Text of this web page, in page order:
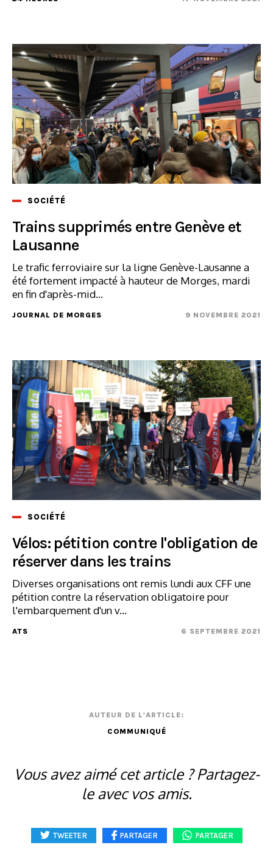
SOCIÉTÉ
Trains supprimés entre Genève et
Lausanne
Le trafic ferroviaire sur la ligne Genève-Lausanne a
été fortement impacté à hauteur de Morges, mardi
en fin d'après-mid...
JOURNAL DE MORGES 9 NOVEMBRE 2021
SOCIÉTÉ
Vélos: pétition contre l'obligation de
réserver dans les trains
Diverses organisations ont remis lundi aux CFF une
pétition contre la réservation obligatoire pour
l'embarquement d'un v...
ATS 6 SEPTEMBRE 2021
AUTEUR DE L'ARTICLE:
COMMUNIQUÉ
Vous avez aimé cet article ? Partagez-
le avec vos amis.
TWEETER PARTAGER PARTAGER